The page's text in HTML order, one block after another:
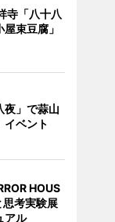
寺「八十八
束豆腐」
夜」で蒜山
イベント
HOUS
思考実験展
アル